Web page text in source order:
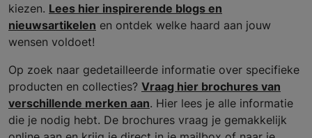
kiezen. Lees hier inspirerende blogs en
nieuwsartikelen en ontdek welke haard aan jouw
wensen voldoet!
Op zoek naar gedetailleerde informatie over specifieke
producten en collecties? Vraag hier brochures van
verschillende merken aan. Hier lees je alle informatie
die je nodig hebt. De brochures vraag je gemakkelijk